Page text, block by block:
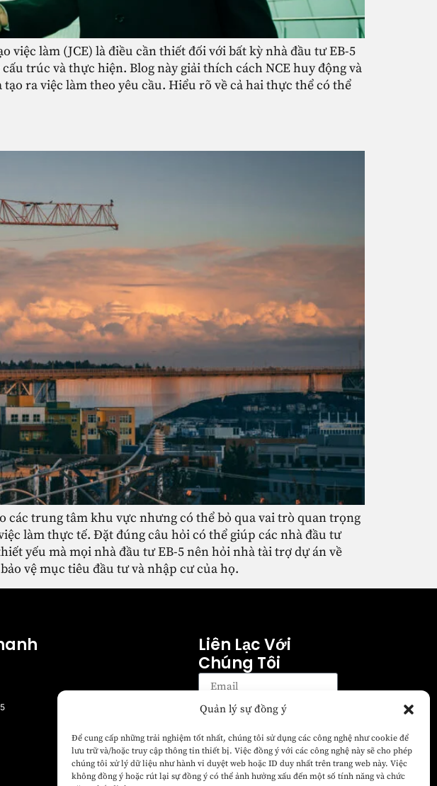
Quản lý sự đồng ý
Để cung cấp những trải nghiệm tốt nhất, chúng tôi sử dụng các công nghệ như cookie để
lưu trữ và/hoặc truy cập thông tin thiết bị. Việc đồng ý với các công nghệ này sẽ cho phép
chúng tôi xử lý dữ liệu như hành vi duyệt web hoặc ID duy nhất trên trang web này. Việc
không đồng ý hoặc rút lại sự đồng ý có thể ảnh hưởng xấu đến một số tính năng và chức
làm (JCE) là điều cần thiết đối với bất kỳ nhà đầu tư EB-5
trúc và thực hiện. Blog này giải thích cách NCE huy động và
ra việc làm theo yêu cầu. Hiểu rõ về cả hai thực thể có thể
các trung tâm khu vực nhưng có thể bỏ qua vai trò quan trọng
làm thực tế. Đặt đúng câu hỏi có thể giúp các nhà đầu tư
yếu mà mọi nhà đầu tư EB-5 nên hỏi nhà tài trợ dự án về
vệ mục tiêu đầu tư và nhập cư của họ.
Liên Lạc Với
Chúng Tôi
Đăng ký để nhận email để
biết tin tức mới nhất về các
vấn đề của Green Card Fund